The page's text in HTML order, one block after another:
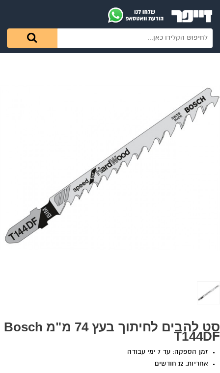
סט להבים לחיתוך בעץ 74 מ"מ Bosch
T144DF
זמן הספקה: עד 7 ימי עבודה
אחריות: 12 חודשים